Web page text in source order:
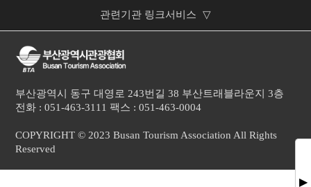
▶
관련기관 링크서비스 ▽
한국관광협회중앙회
문화체육관광부
한국관광공사
부산광역시 동구 대영로 243번길 38 부산트래블라운지 3층
전화 : 051-463-3111 팩스 : 051-463-0004
COPYRIGHT © 2023 Busan Tourism Association All Rights
Reserved